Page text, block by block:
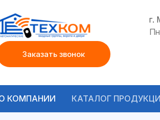
г.
Заказать звонок
КОМПАНИИ КАТАЛОГ